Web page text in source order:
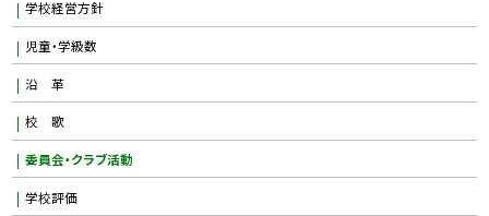
学校経営方針
児童・学級数
沿 革
校 歌
委員会・クラブ活動
学校評価